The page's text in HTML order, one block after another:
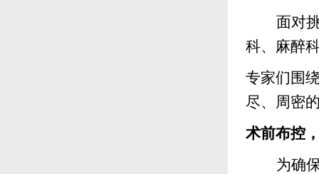
面对
科、麻醉
专家们围
尽、周密
术前布控
为确